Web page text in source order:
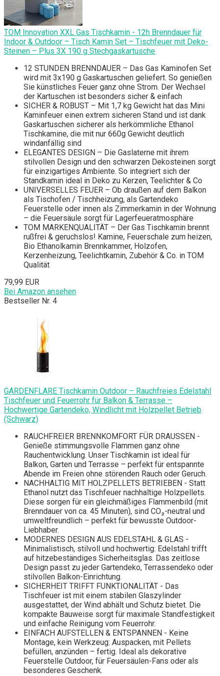
TOM Innovation XXL Gas Tischkamin - 12h Brenndauer für
Indoor & Outdoor – Tisch Kamin Set – Tischfeuer mit Deko-
Steinen – Plus 3X 190 g Stechgaskartusche
12 STUNDEN BRENNDAUER – Das Gas Kaminofen Set
wird mit 3x190 g Gaskartuschen geliefert. So genießen
Sie künstliches Feuer ganz ohne Strom. Der Wechsel
der Kartuschen ist besonders sicher & einfach
SICHER & ROBUST – Mit 1,7 kg Gewicht hat das Mini
Kaminfeuer einen extrem sicheren Stand und ist dank
Gaskartuschen sicherer als herkömmliche Ethanol
Tischkamine, die mit nur 660g Gewicht deutlich
windanfällig sind
ELEGANTES DESIGN – Die Gaslaterne mit ihrem
stilvollen Design und den schwarzen Dekosteinen sorgt
für einzigartiges Ambiente. So integriert sich der
Standkamin ideal in Deko zu Kerzen, Teelichter & Co
UNIVERSELLES FEUER – Ob draußen auf dem Balkon
als Tischofen / Tischheizung, als Gartendeko
Feuerstelle oder innen als Zimmerkamin in der Wohnung
– die Feuersäule sorgt für Lagerfeueratmosphäre
TOM MARKENQUALITÄT – Der Gas Tischkamin brennt
rußfrei & geruchslos! Kamine, Feuerschale zum heizen,
Bio Ethanolkamin Brennkammer, Holzofen,
Kerzenheizung, Teelichtkamin, Zubehör & Co. in TOM
Qualität
79,99 EUR
Bei Amazon ansehen
Bestseller Nr. 4
GARDENFLARE Tischkamin Outdoor – Rauchfreies Edelstahl
Tischfeuer und Feuerrohr für Balkon & Terrasse –
Hochwertige Gartendeko, Windlicht mit Holzpellet Betrieb
(Schwarz)
RAUCHFREIER BRENNKOMFORT FÜR DRAUSSEN -
Genieße stimmungsvolle Flammen ganz ohne
Rauchentwicklung. Unser Tischkamin ist ideal für
Balkon, Garten und Terrasse – perfekt für entspannte
Abende im Freien ohne störenden Rauch oder Geruch.
NACHHALTIG MIT HOLZPELLETS BETRIEBEN - Statt
Ethanol nutzt das Tischfeuer nachhaltige Holzpellets.
Diese sorgen für ein gleichmäßiges Flammenbild (mit
Brenndauer von ca. 45 Minuten), sind CO₂-neutral und
umweltfreundlich – perfekt für bewusste Outdoor-
Liebhaber.
MODERNES DESIGN AUS EDELSTAHL & GLAS -
Minimalistisch, stilvoll und hochwertig: Edelstahl trifft
auf hitzebeständiges Sicherheitsglas. Das zeitlose
Design passt zu jeder Gartendeko, Terrassendeko oder
stilvollen Balkon-Einrichtung.
SICHERHEIT TRIFFT FUNKTIONALITÄT - Das
Tischfeuer ist mit einem stabilen Glaszylinder
ausgestattet, der Wind abhält und Schutz bietet. Die
kompakte Bauweise sorgt für maximale Standfestigkeit
und einfache Reinigung vom Feuerrohr.
EINFACH AUFSTELLEN & ENTSPANNEN - Keine
Montage, kein Werkzeug: Auspacken, mit Pellets
befüllen, anzünden – fertig. Ideal als dekorative
Feuerstelle Outdoor, für Feuersäulen-Fans oder als
besonderes Geschenk.